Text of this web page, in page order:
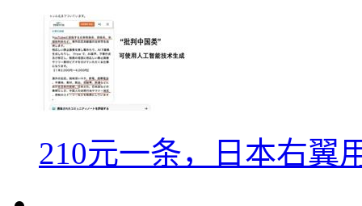
210元一条，日本右翼